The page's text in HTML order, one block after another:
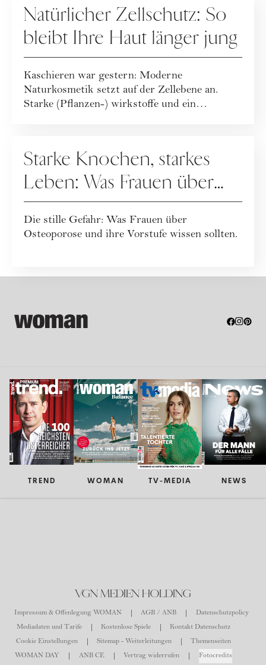
Natürlicher Zellschutz: So
bleibt Ihre Haut länger jung
Kaschieren war gestern: Moderne
Naturkosmetik setzt auf der Zellebene an.
Starke (Pflanzen-) wirkstoffe und ein
Starke Knochen, starkes
Leben: Was Frauen über
Osteoporose wissen
sollten
Die stille Gefahr: Was Frauen über
Osteoporose und ihre Vorstufe wissen sollten.
TREND WOMAN TV-MEDIA NEWS
VGN MEDIEN HOLDING
Impressum & Offenlegung WOMAN AGB / ANB
Datenschutzpolicy
Mediadaten und Tarife
Kostenlose Spiele
Kontakt Datenschutz
Cookie Einstellungen
Sitemap - Weiterleitungen
Themenseiten
WOMAN DAY
ANB CE Vertrag widerrufen Fotocredits